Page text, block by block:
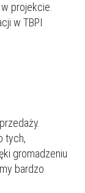
projekcie.
w TBPI
tych,
gromadzeniu
bardzo